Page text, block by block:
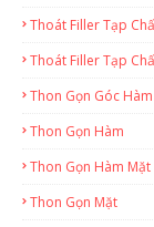
Thoát Filler Tạp
Thoát Filler Tạp
Thon Gọn Góc Hàm
Thon Gọn Hàm
Thon Gọn Hàm Mặt
Thon Gọn Mặt